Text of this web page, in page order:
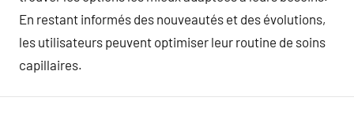
En restant informés des nouveautés et des évolutions,
les utilisateurs peuvent optimiser leur routine de soins
capillaires.